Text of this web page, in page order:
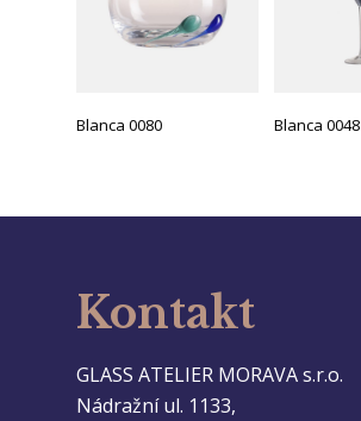
Blanca 0080 Blanca 0048
Kontakt
GLASS ATELIER MORAVA s.r.o.
Nádražní ul. 1133,